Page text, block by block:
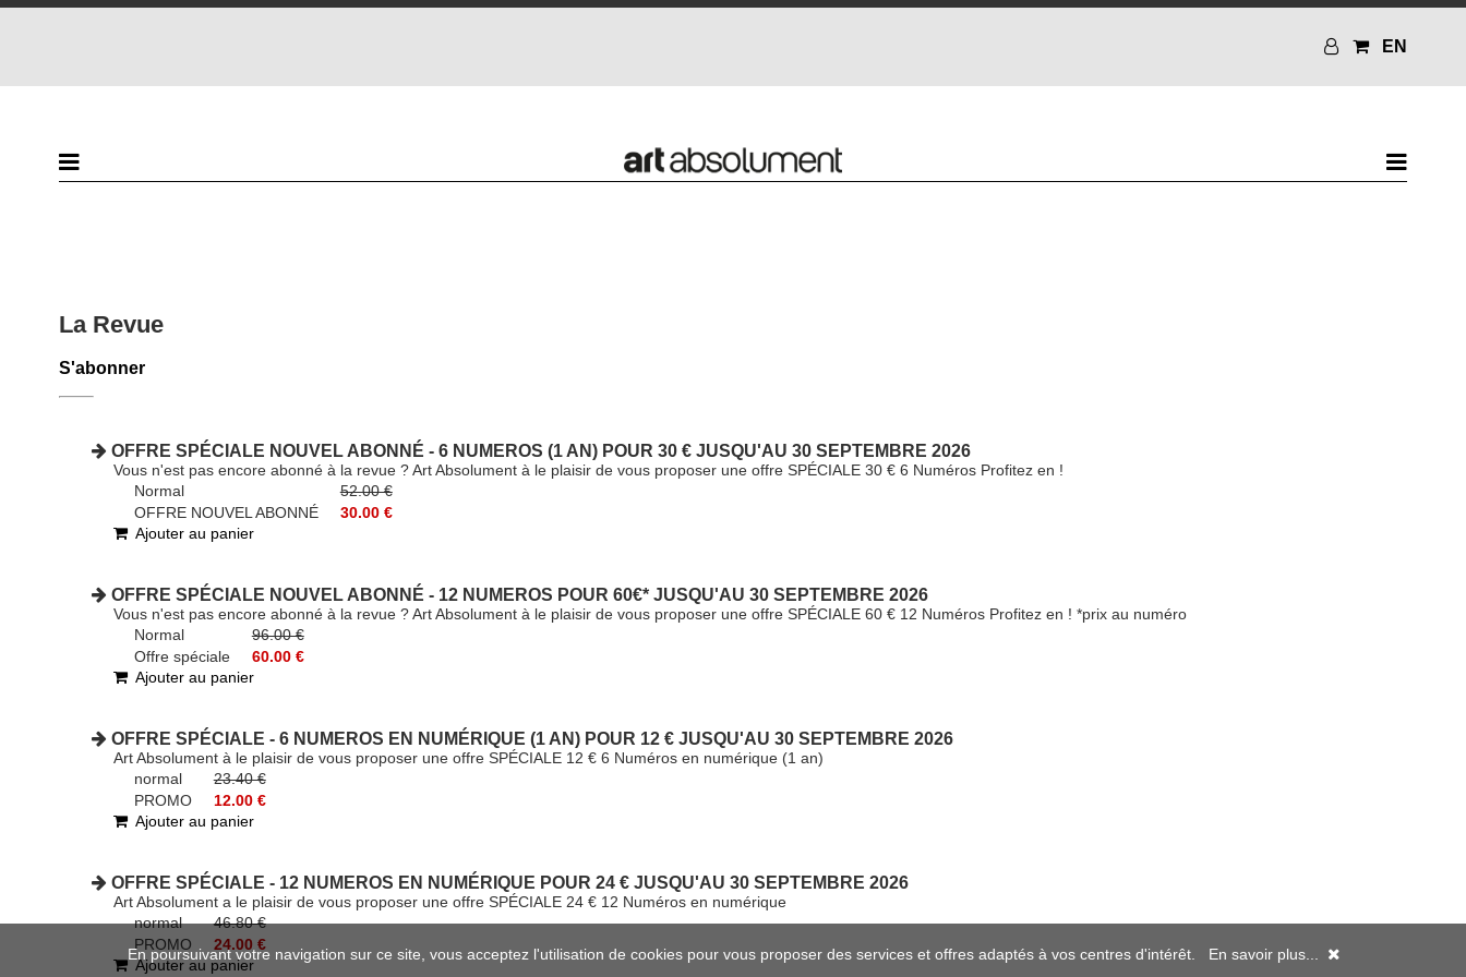
EN
La Revue
S'abonner
OFFRE SPÉCIALE NOUVEL ABONNÉ - 6 NUMEROS (1 AN) POUR 30 € JUSQU'AU 30 SEPTEMBRE 2026
Vous n'est pas encore abonné à la revue ? Art Absolument à le plaisir de vous proposer une offre SPÉCIALE 30 € 6 Numéros Profitez en !
Normal
52.00 €
OFFRE NOUVEL ABONNÉ
30.00 €
Ajouter au panier
OFFRE SPÉCIALE NOUVEL ABONNÉ - 12 NUMEROS POUR 60€* JUSQU'AU 30 SEPTEMBRE 2026
Vous n'est pas encore abonné à la revue ? Art Absolument à le plaisir de vous proposer une offre SPÉCIALE 60 € 12 Numéros Profitez en ! *prix au numéro
Normal
96.00 €
Offre spéciale
60.00 €
Ajouter au panier
OFFRE SPÉCIALE - 6 NUMEROS EN NUMÉRIQUE (1 AN) POUR 12 € JUSQU'AU 30 SEPTEMBRE 2026
Art Absolument à le plaisir de vous proposer une offre SPÉCIALE 12 € 6 Numéros en numérique (1 an)
normal
23.40 €
PROMO
12.00 €
Ajouter au panier
OFFRE SPÉCIALE - 12 NUMEROS EN NUMÉRIQUE POUR 24 € JUSQU'AU 30 SEPTEMBRE 2026
Art Absolument a le plaisir de vous proposer une offre SPÉCIALE 24 € 12 Numéros en numérique
normal
46.80 €
PROMO
24.00 €
Ajouter au panier
En poursuivant votre navigation sur ce site, vous acceptez l'utilisation de cookies pour vous proposer des services et offres adaptés à vos centres d'intérêt. En savoir plus...